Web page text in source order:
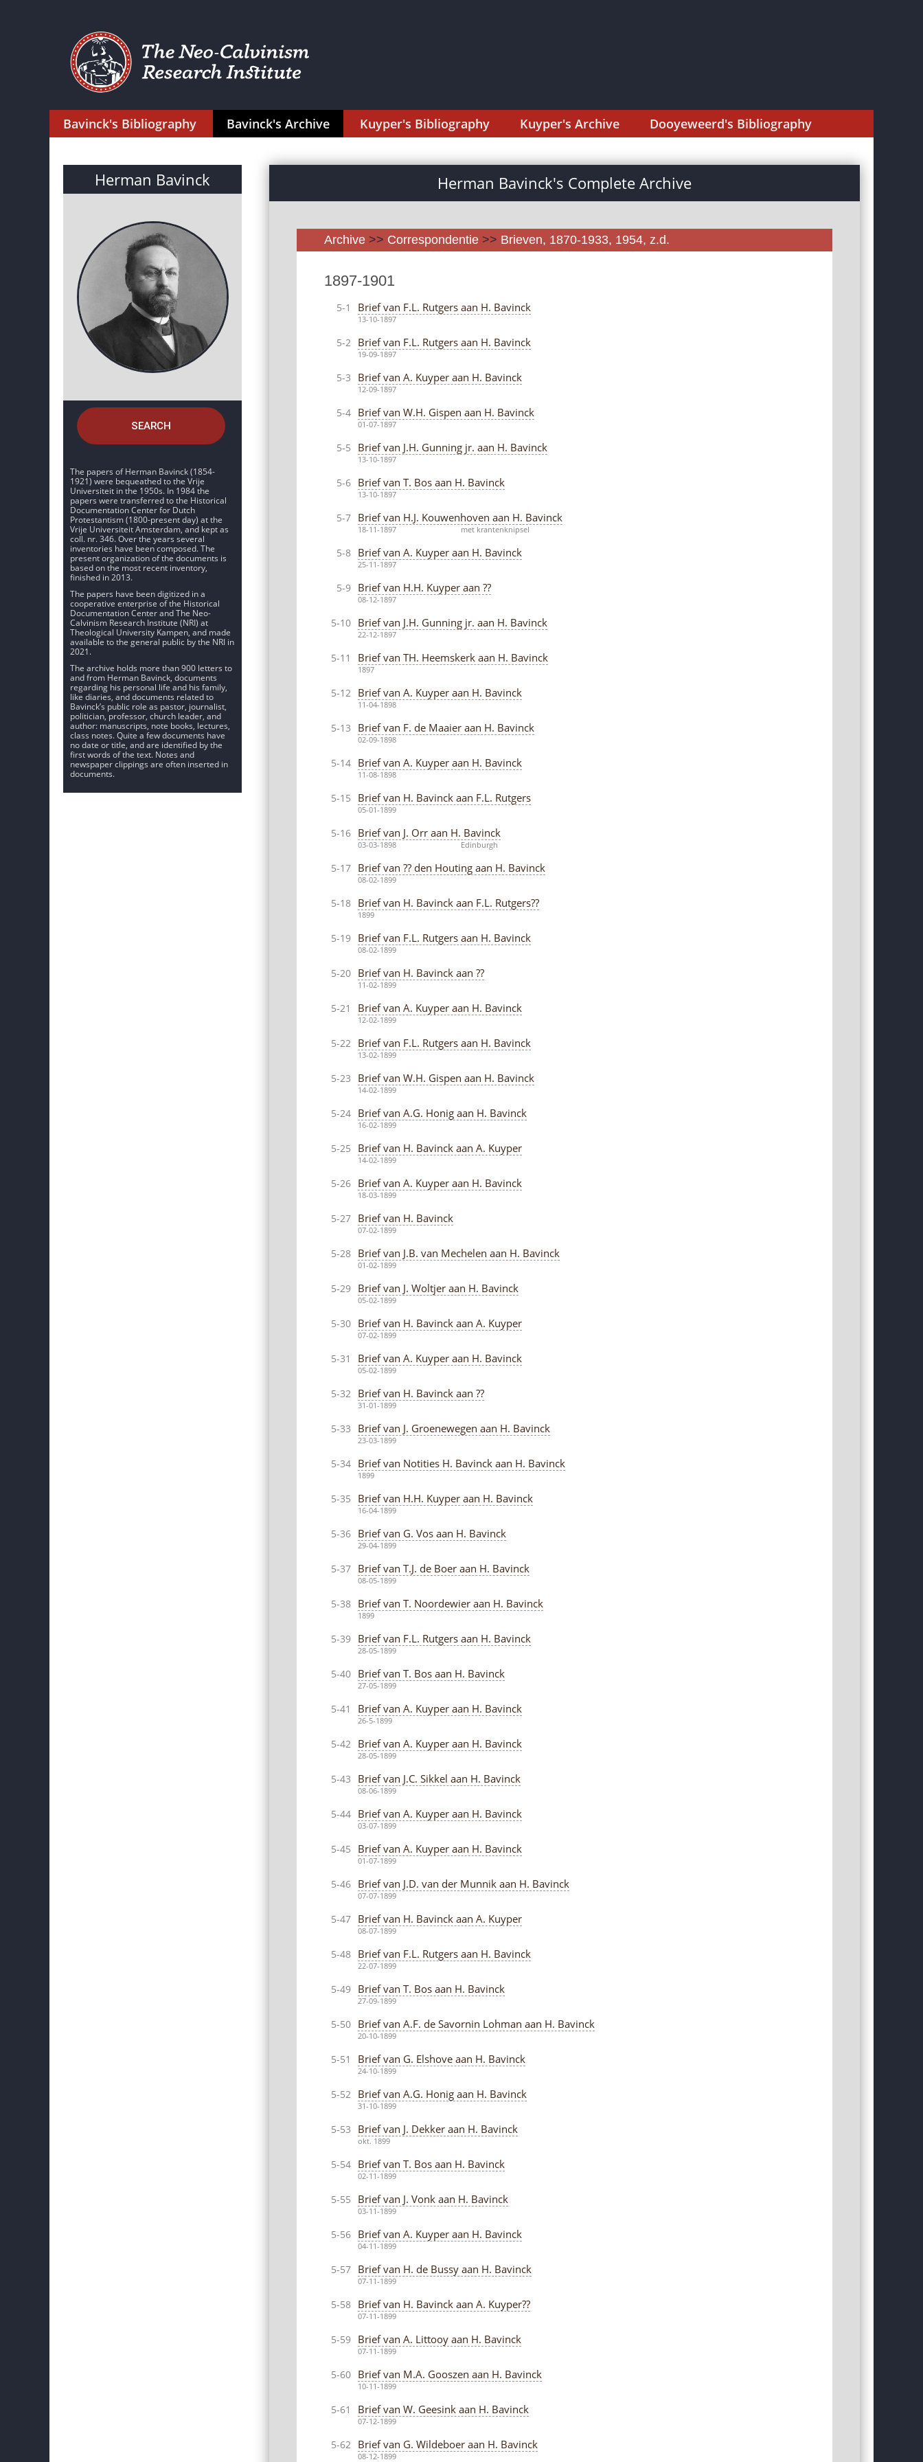
Bavinck's Bibliography Bavinck's Archive Kuyper's Bibliography Kuyper's Archive Dooyeweerd's Bibliography
Herman Bavinck
SEARCH
The papers of Herman Bavinck (1854-
1921) were bequeathed to the Vrije
Universiteit in the 1950s. In 1984 the
papers were transferred to the Historical
Documentation Center for Dutch
Protestantism (1800-present day) at the
Vrije Universiteit Amsterdam, and kept as
coll. nr. 346. Over the years several
inventories have been composed. The
present organization of the documents is
based on the most recent inventory,
finished in 2013.
The papers have been digitized in a
cooperative enterprise of the Historical
Documentation Center and The Neo-
Calvinism Research Institute (NRI) at
Theological University Kampen, and made
available to the general public by the NRI in
2021.
The archive holds more than 900 letters to
and from Herman Bavinck, documents
regarding his personal life and his family,
like diaries, and documents related to
Bavinck’s public role as pastor, journalist,
politician, professor, church leader, and
author: manuscripts, note books, lectures,
class notes. Quite a few documents have
no date or title, and are identified by the
first words of the text. Notes and
newspaper clippings are often inserted in
documents.
Herman Bavinck's Complete Archive
Archive >> Correspondentie >> Brieven, 1870-1933, 1954, z.d.
1897-1901
5-1 Brief van F.L. Rutgers aan H. Bavinck
13-10-1897
5-2 Brief van F.L. Rutgers aan H. Bavinck
19-09-1897
5-3 Brief van A. Kuyper aan H. Bavinck
12-09-1897
5-4 Brief van W.H. Gispen aan H. Bavinck
01-07-1897
5-5 Brief van J.H. Gunning jr. aan H. Bavinck
13-10-1897
5-6 Brief van T. Bos aan H. Bavinck
13-10-1897
5-7 Brief van H.J. Kouwenhoven aan H. Bavinck
18-11-1897 met krantenknipsel
5-8 Brief van A. Kuyper aan H. Bavinck
25-11-1897
5-9 Brief van H.H. Kuyper aan ??
08-12-1897
5-10 Brief van J.H. Gunning jr. aan H. Bavinck
22-12-1897
5-11 Brief van TH. Heemskerk aan H. Bavinck
1897
5-12 Brief van A. Kuyper aan H. Bavinck
11-04-1898
5-13 Brief van F. de Maaier aan H. Bavinck
02-09-1898
5-14 Brief van A. Kuyper aan H. Bavinck
11-08-1898
5-15 Brief van H. Bavinck aan F.L. Rutgers
05-01-1899
5-16 Brief van J. Orr aan H. Bavinck
03-03-1898 Edinburgh
5-17 Brief van ?? den Houting aan H. Bavinck
08-02-1899
5-18 Brief van H. Bavinck aan F.L. Rutgers??
1899
5-19 Brief van F.L. Rutgers aan H. Bavinck
08-02-1899
5-20 Brief van H. Bavinck aan ??
11-02-1899
5-21 Brief van A. Kuyper aan H. Bavinck
12-02-1899
5-22 Brief van F.L. Rutgers aan H. Bavinck
13-02-1899
5-23 Brief van W.H. Gispen aan H. Bavinck
14-02-1899
5-24 Brief van A.G. Honig aan H. Bavinck
16-02-1899
5-25 Brief van H. Bavinck aan A. Kuyper
14-02-1899
5-26 Brief van A. Kuyper aan H. Bavinck
18-03-1899
5-27 Brief van H. Bavinck
07-02-1899
5-28 Brief van J.B. van Mechelen aan H. Bavinck
01-02-1899
5-29 Brief van J. Woltjer aan H. Bavinck
05-02-1899
5-30 Brief van H. Bavinck aan A. Kuyper
07-02-1899
5-31 Brief van A. Kuyper aan H. Bavinck
05-02-1899
5-32 Brief van H. Bavinck aan ??
31-01-1899
5-33 Brief van J. Groenewegen aan H. Bavinck
23-03-1899
5-34 Brief van Notities H. Bavinck aan H. Bavinck
1899
5-35 Brief van H.H. Kuyper aan H. Bavinck
16-04-1899
5-36 Brief van G. Vos aan H. Bavinck
29-04-1899
5-37 Brief van T.J. de Boer aan H. Bavinck
08-05-1899
5-38 Brief van T. Noordewier aan H. Bavinck
1899
5-39 Brief van F.L. Rutgers aan H. Bavinck
28-05-1899
5-40 Brief van T. Bos aan H. Bavinck
27-05-1899
5-41 Brief van A. Kuyper aan H. Bavinck
26-5-1899
5-42 Brief van A. Kuyper aan H. Bavinck
28-05-1899
5-43 Brief van J.C. Sikkel aan H. Bavinck
08-06-1899
5-44 Brief van A. Kuyper aan H. Bavinck
03-07-1899
5-45 Brief van A. Kuyper aan H. Bavinck
01-07-1899
5-46 Brief van J.D. van der Munnik aan H. Bavinck
07-07-1899
5-47 Brief van H. Bavinck aan A. Kuyper
08-07-1899
5-48 Brief van F.L. Rutgers aan H. Bavinck
22-07-1899
5-49 Brief van T. Bos aan H. Bavinck
27-09-1899
5-50 Brief van A.F. de Savornin Lohman aan H. Bavinck
20-10-1899
5-51 Brief van G. Elshove aan H. Bavinck
24-10-1899
5-52 Brief van A.G. Honig aan H. Bavinck
31-10-1899
5-53 Brief van J. Dekker aan H. Bavinck
okt. 1899
5-54 Brief van T. Bos aan H. Bavinck
02-11-1899
5-55 Brief van J. Vonk aan H. Bavinck
03-11-1899
5-56 Brief van A. Kuyper aan H. Bavinck
04-11-1899
5-57 Brief van H. de Bussy aan H. Bavinck
07-11-1899
5-58 Brief van H. Bavinck aan A. Kuyper??
07-11-1899
5-59 Brief van A. Littooy aan H. Bavinck
07-11-1899
5-60 Brief van M.A. Gooszen aan H. Bavinck
10-11-1899
5-61 Brief van W. Geesink aan H. Bavinck
07-12-1899
5-62 Brief van G. Wildeboer aan H. Bavinck
08-12-1899